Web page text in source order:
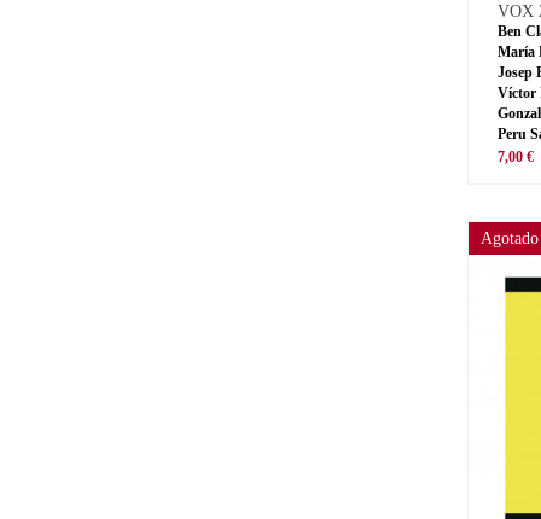
VOX
Ben
María
Josep
Víctor
Peru
7,00 €
Agotado